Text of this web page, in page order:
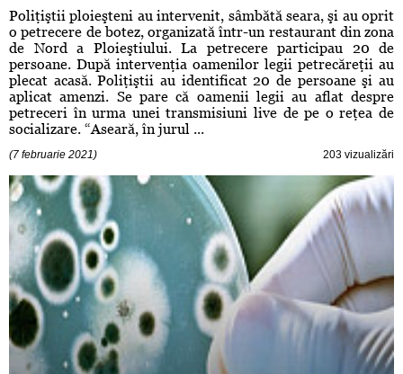
Poliţiştii ploieşteni au intervenit, sâmbătă seara, şi au oprit
o petrecere de botez, organizată într-un restaurant din zona
de Nord a Ploieştiului. La petrecere participau 20 de
persoane. După intervenţia oamenilor legii petrecăreţii au
plecat acasă. Poliţiştii au identificat 20 de persoane şi au
aplicat amenzi. Se pare că oamenii legii au aflat despre
petreceri în urma unei transmisiuni live de pe o reţea de
socializare. “Aseară, în jurul ...
(7 februarie 2021) 203 vizualizări